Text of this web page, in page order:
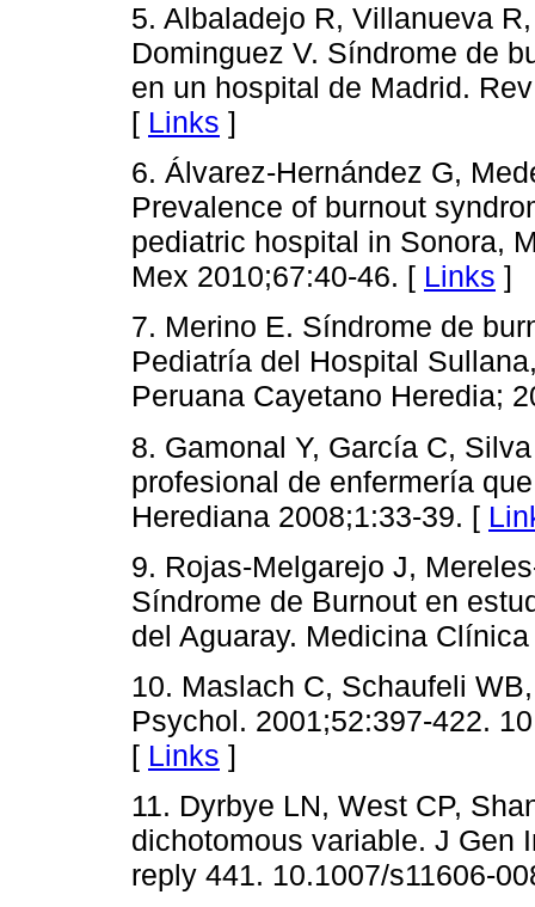
5. Albaladejo R, Villanueva
Dominguez V. Síndrome de
en un hospital de Madrid.
[ Links ]
6. Álvarez-Hernández G,
Prevalence of burnout
pediatric hospital in Sonora,
Mex 2010;67:40-46. [ Links ]
7. Merino E. Síndrome de
Pediatría del Hospital
Peruana Cayetano Heredia;
8. Gamonal Y, García C,
profesional de enfermería
Herediana 2008;1:33-39. [
9. Rojas-Melgarejo J,
Síndrome de Burnout en
del Aguaray. Medicina
10. Maslach C, Schaufeli
Psychol. 2001;52:397-422.
[ Links ]
11. Dyrbye LN, West CP,
dichotomous variable. J Gen
reply 441. 10.1007/s11606-